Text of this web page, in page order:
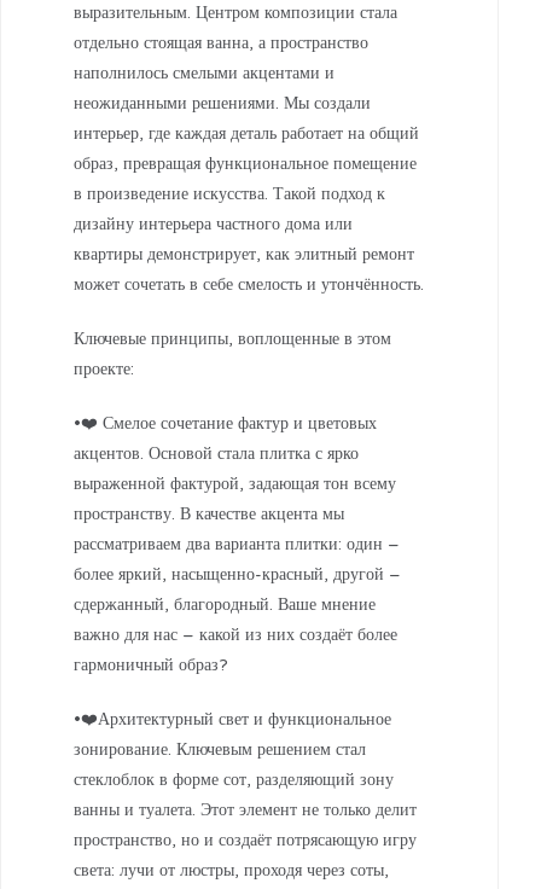
выразительным. Центром композиции стала
отдельно стоящая ванна, а пространство
наполнилось смелыми акцентами и
неожиданными решениями. Мы создали
интерьер, где каждая деталь работает на общий
образ, превращая функциональное помещение
в произведение искусства. Такой подход к
дизайну интерьера частного дома или
квартиры демонстрирует, как элитный ремонт
может сочетать в себе смелость и утончённость.
Ключевые принципы, воплощенные в этом
проекте:
•❤️ Смелое сочетание фактур и цветовых
акцентов. Основой стала плитка с ярко
выраженной фактурой, задающая тон всему
пространству. В качестве акцента мы
рассматриваем два варианта плитки: один –
более яркий, насыщенно-красный, другой –
сдержанный, благородный. Ваше мнение
важно для нас – какой из них создаёт более
гармоничный образ?
•❤️Архитектурный свет и функциональное
зонирование. Ключевым решением стал
стеклоблок в форме сот, разделяющий зону
ванны и туалета. Этот элемент не только делит
пространство, но и создаёт потрясающую игру
света: лучи от люстры, проходя через соты,